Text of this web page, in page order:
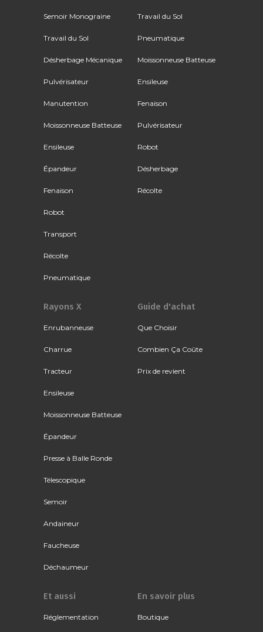
Semoir Monograine
Travail du Sol
Désherbage Mécanique
Pulvérisateur
Manutention
Moissonneuse Batteuse
Ensileuse
Épandeur
Fenaison
Robot
Transport
Récolte
Pneumatique
Travail du Sol
Pneumatique
Moissonneuse Batteuse
Ensileuse
Fenaison
Pulvérisateur
Robot
Désherbage
Récolte
Rayons X
Enrubanneuse
Charrue
Tracteur
Ensileuse
Moissonneuse Batteuse
Épandeur
Presse à Balle Ronde
Télescopique
Semoir
Andaineur
Faucheuse
Déchaumeur
Guide d'achat
Que Choisir
Combien Ça Coûte
Prix de revient
Et aussi
Réglementation
En savoir plus
Boutique